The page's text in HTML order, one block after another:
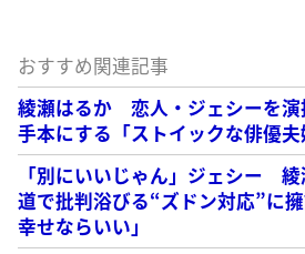
おすすめ関連記事
綾瀬はるか 恋人・ジェシーを演
手本にする「ストイックな俳優夫
「別にいいじゃん」ジェシー
道で批判浴びる“ズドン対応”に
幸せならいい」